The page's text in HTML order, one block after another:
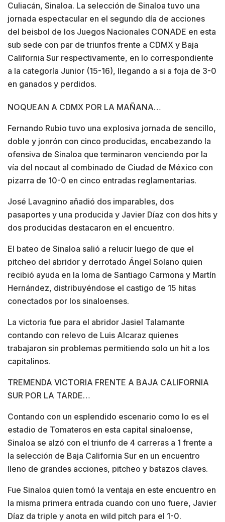
Culiacán, Sinaloa. La selección de Sinaloa tuvo una
jornada espectacular en el segundo día de acciones
del beisbol de los Juegos Nacionales CONADE en esta
sub sede con par de triunfos frente a CDMX y Baja
California Sur respectivamente, en lo correspondiente
a la categoría Junior (15-16), llegando a si a foja de 3-0
en ganados y perdidos.
NOQUEAN A CDMX POR LA MAÑANA…
Fernando Rubio tuvo una explosiva jornada de sencillo,
doble y jonrón con cinco producidas, encabezando la
ofensiva de Sinaloa que terminaron venciendo por la
vía del nocaut al combinado de Ciudad de México con
pizarra de 10-0 en cinco entradas reglamentarias.
José Lavagnino añadió dos imparables, dos
pasaportes y una producida y Javier Díaz con dos hits y
dos producidas destacaron en el encuentro.
El bateo de Sinaloa salió a relucir luego de que el
pitcheo del abridor y derrotado Ángel Solano quien
recibió ayuda en la loma de Santiago Carmona y Martín
Hernández, distribuyéndose el castigo de 15 hitas
conectados por los sinaloenses.
La victoria fue para el abridor Jasiel Talamante
contando con relevo de Luis Alcaraz quienes
trabajaron sin problemas permitiendo solo un hit a los
capitalinos.
TREMENDA VICTORIA FRENTE A BAJA CALIFORNIA
SUR POR LA TARDE…
Contando con un esplendido escenario como lo es el
estadio de Tomateros en esta capital sinaloense,
Sinaloa se alzó con el triunfo de 4 carreras a 1 frente a
la selección de Baja California Sur en un encuentro
lleno de grandes acciones, pitcheo y batazos claves.
Fue Sinaloa quien tomó la ventaja en este encuentro en
la misma primera entrada cuando con uno fuere, Javier
Díaz da triple y anota en wild pitch para el 1-0.